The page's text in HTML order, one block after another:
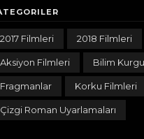
2017 Filmleri 2018 Filmleri
Aksiyon Filmleri Bilim
Fragmanlar Korku Filmleri
Çizgi Roman Uyarlamaları